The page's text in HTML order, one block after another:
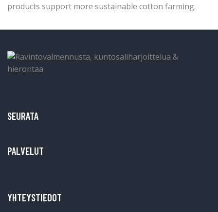
products support more sustainable cotton farming.
SEURATA
PALVELUT
YHTEYSTIEDOT